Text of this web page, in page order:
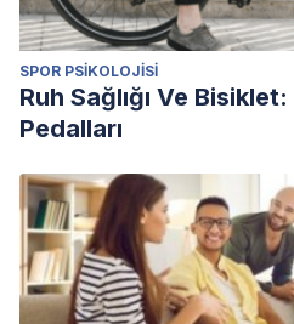
SPOR PSIKOLOJISI
Ruh Sağlığı Ve
Pedalları